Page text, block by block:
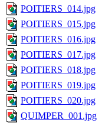
POITIERS_014.jpg
POITIERS_015.jpg
POITIERS_016.jpg
POITIERS_017.jpg
POITIERS_018.jpg
POITIERS_019.jpg
POITIERS_020.jpg
QUIMPER_001.jpg